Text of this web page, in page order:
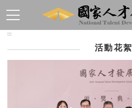
:::
活動花絮